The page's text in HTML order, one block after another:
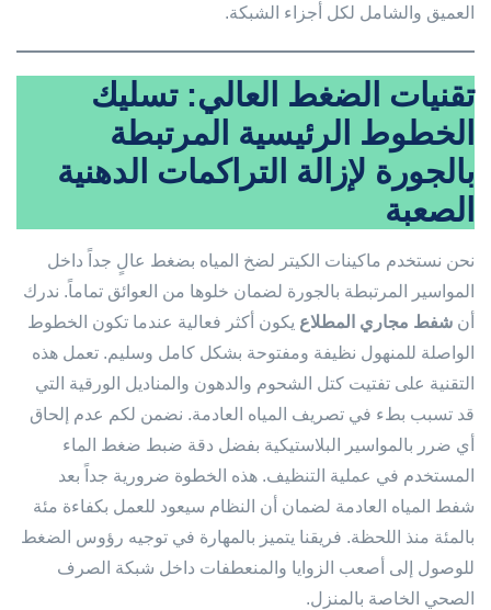
العميق والشامل لكل أجزاء الشبكة.
تقنيات الضغط العالي: تسليك
الخطوط الرئيسية المرتبطة
بالجورة لإزالة التراكمات الدهنية
الصعبة
نحن نستخدم ماكينات الكيتر لضخ المياه بضغط عالٍ جداً داخل
المواسير المرتبطة بالجورة لضمان خلوها من العوائق تماماً. ندرك
أن شفط مجاري المطلاع يكون أكثر فعالية عندما تكون الخطوط
الواصلة للمنهول نظيفة ومفتوحة بشكل كامل وسليم. تعمل هذه
التقنية على تفتيت كتل الشحوم والدهون والمناديل الورقية التي
قد تسبب بطء في تصريف المياه العادمة. نضمن لكم عدم إلحاق
أي ضرر بالمواسير البلاستيكية بفضل دقة ضبط ضغط الماء
المستخدم في عملية التنظيف. هذه الخطوة ضرورية جداً بعد
شفط المياه العادمة لضمان أن النظام سيعود للعمل بكفاءة مئة
بالمئة منذ اللحظة. فريقنا يتميز بالمهارة في توجيه رؤوس الضغط
للوصول إلى أصعب الزوايا والمنعطفات داخل شبكة الصرف
الصحي الخاصة بالمنزل.